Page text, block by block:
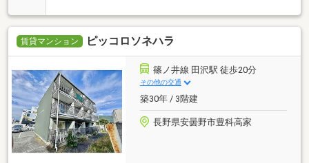
賃貸マンション ピッコロソネハラ
篠ノ井線 田沢駅 徒歩20分
その他の交通
築30年 / 3階建
長野県安曇野市豊科高家